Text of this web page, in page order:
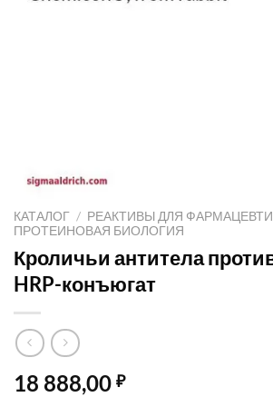
КАТАЛОГ / РЕАКТИВЫ ДЛЯ
ПРОТЕИНОВАЯ БИОЛОГИЯ
Кроличьи антитела
HRP-конъюгат
18 888,00 ₽